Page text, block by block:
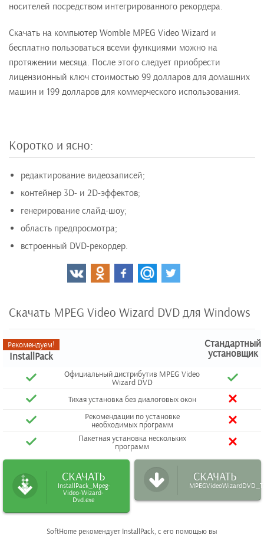
носителей посредством интегрированного рекордера.
Скачать на компьютер Womble MPEG Video Wizard и
бесплатно пользоваться всеми функциями можно на
протяжении месяца. После этого следует приобрести
лицензионный ключ стоимостью 99 долларов для домашних
машин и 199 долларов для коммерческого использования.
Коротко и ясно:
редактирование видеозаписей;
контейнер 3D- и 2D-эффектов;
генерирование слайд-шоу;
область предпросмотра;
встроенный DVD-рекордер.
Скачать MPEG Video Wizard DVD для Windows
Рекомендуем!
InstallPack
Стандартный
установщик
Официальный дистрибутив MPEG Video
Wizard DVD
Тихая установка без диалоговых окон
Рекомендации по установке
необходимых программ
Пакетная установка нескольких
программ
СКАЧАТЬ
InstallPack_Mpeg-
Video-Wizard-
Dvd.exe
СКАЧАТЬ
SoftHome рекомендует InstallPack, с его помощью вы